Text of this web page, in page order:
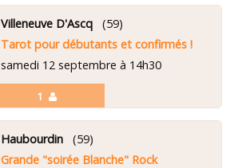
1
Villeneuve D'Ascq(59)
Tarot pour débutants et confirmés !
samedi 12 septembre à 14h30
Haubourdin(59)
Grande "soirée Blanche" Rock